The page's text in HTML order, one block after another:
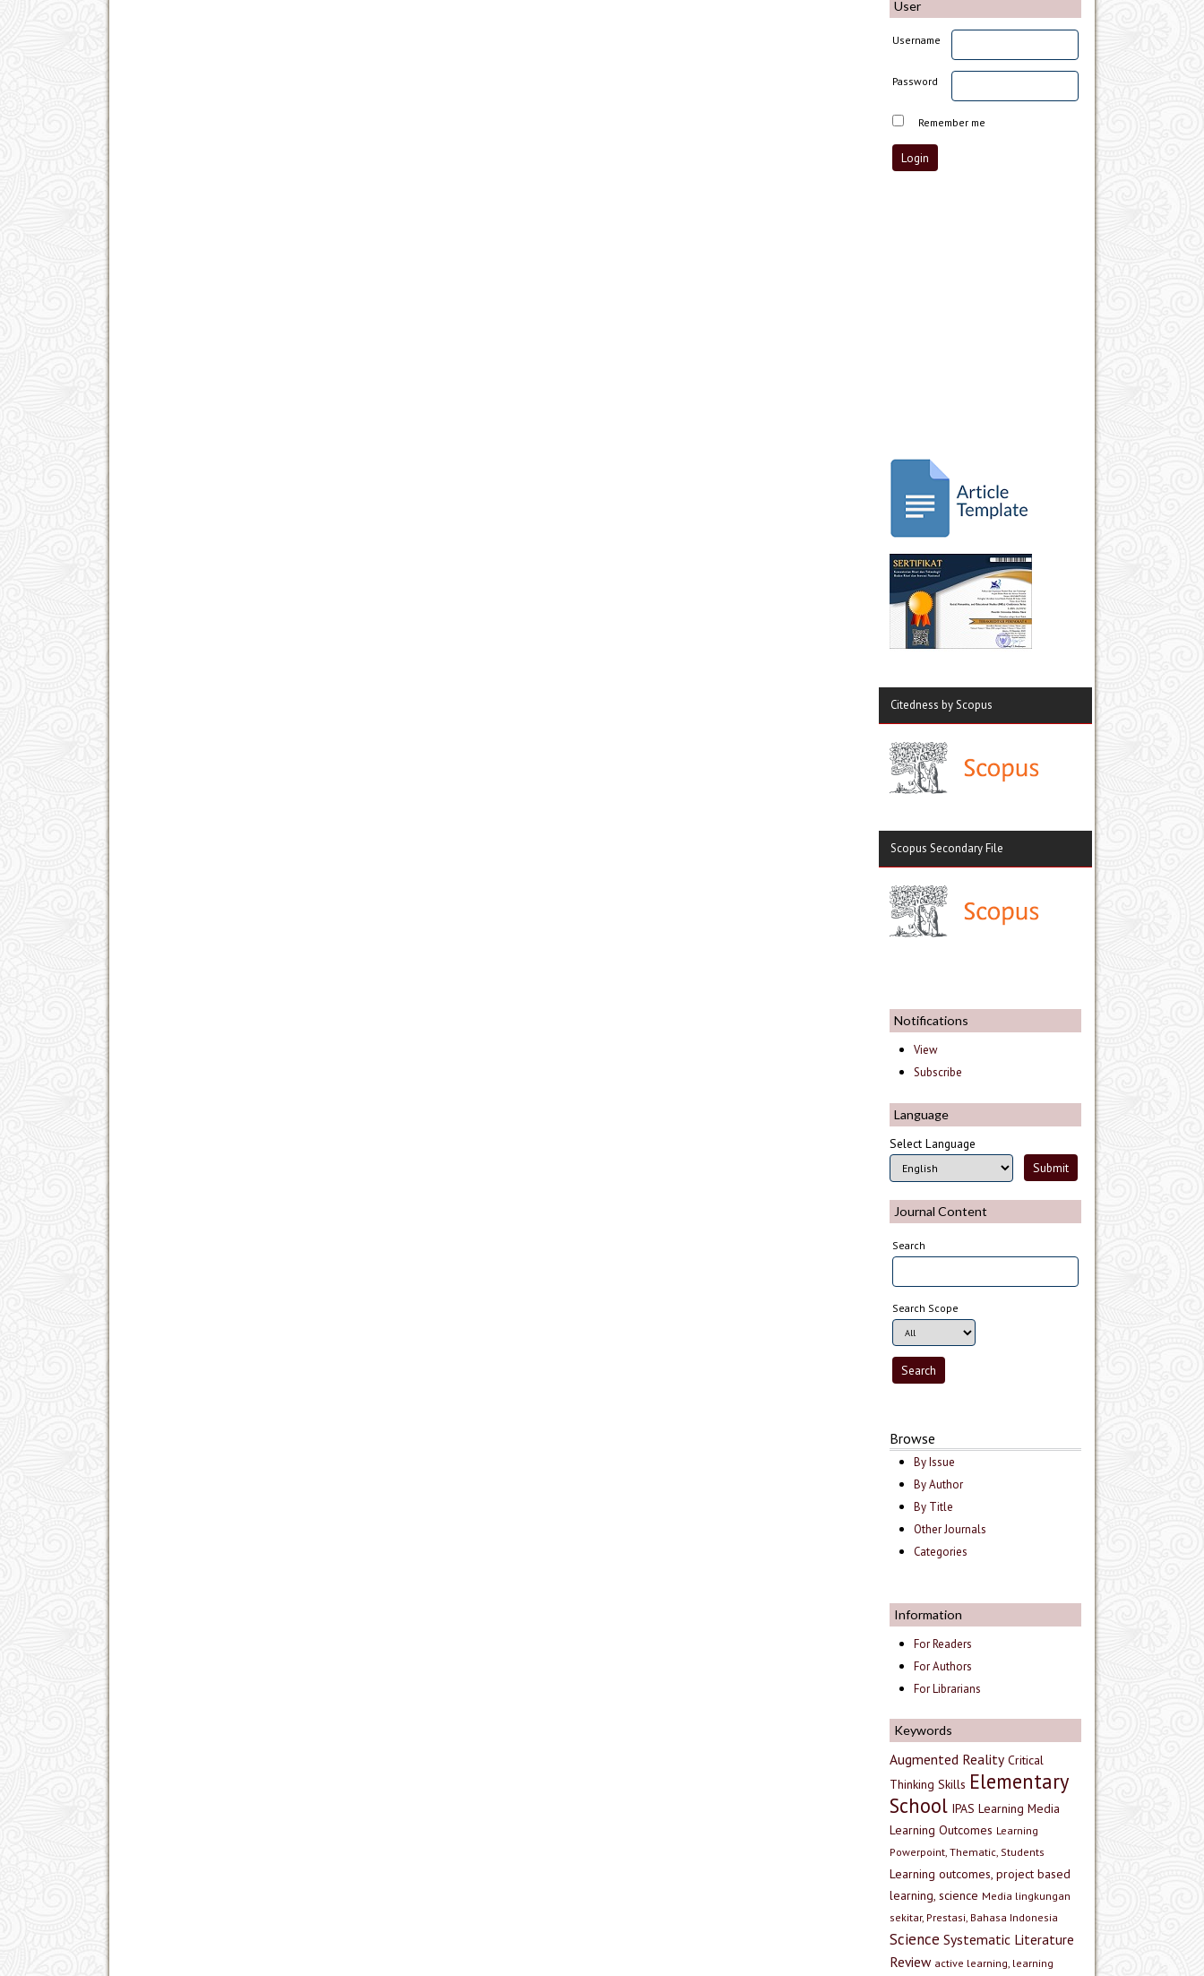
User
Username
Password
Remember me
Citedness by Scopus
Scopus Secondary File
Notifications
View
Subscribe
Language
Select Language
Journal Content
Search
Search Scope
Browse
By Issue
By Author
By Title
Other Journals
Categories
Information
For Readers
For Authors
For Librarians
Keywords
Augmented Reality Critical
Thinking Skills Elementary
School IPAS Learning Media
Learning Outcomes Learning
Powerpoint, Thematic, Students
Learning outcomes, project based
learning, science Media lingkungan
sekitar, Prestasi, Bahasa Indonesia
Science Systematic Literature
Review active learning, learning